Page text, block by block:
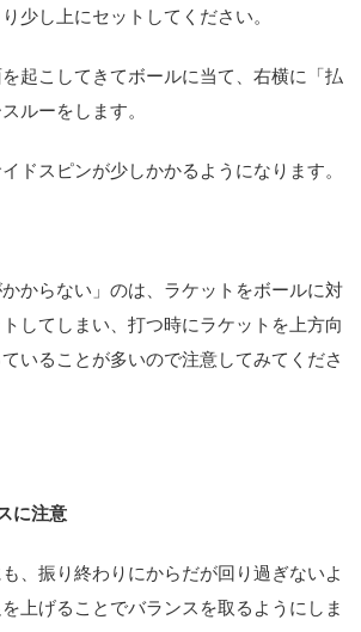
少し上にセットしてください。
起こしてきてボールに当て、右横に「払
ルーをします。
ドスピンが少しかかるようになります。
かからない」のは、ラケットをボールに対
してしまい、打つ時にラケットを上方向
いることが多いので注意してみてくださ
に注意
、振り終わりにからだが回り過ぎないよ
上げることでバランスを取るようにしま